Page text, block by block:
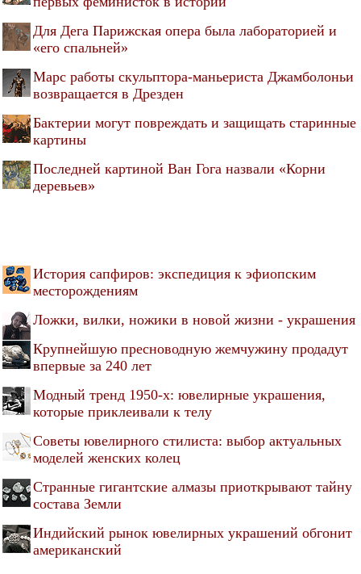
Для Дега Парижская опера была лабораторией и
«его спальней»
Марс работы скульптора-маньериста Джамболоньи
возвращается в Дрезден
Бактерии могут повреждать и защищать старинные
картины
Последней картиной Ван Гога назвали «Корни
деревьев»
История сапфиров: экспедиция к эфиопским
месторождениям
Ложки, вилки, ножики в новой жизни - украшения
Крупнейшую пресноводную жемчужину продадут
впервые за 240 лет
Модный тренд 1950-х: ювелирные украшения,
которые приклеивали к телу
Советы ювелирного стилиста: выбор актуальных
моделей женских колец
Странные гигантские алмазы приоткрывают тайну
состава Земли
Индийский рынок ювелирных украшений обгонит
американский